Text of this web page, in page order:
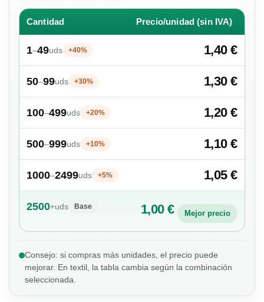
Cantidad Precio/unidad (sin IVA)
1–49uds +40% 1,40 €
50–99uds +30% 1,30 €
100–499uds +20% 1,20 €
500–999uds +10% 1,10 €
1000–2499uds +5% 1,05 €
2500+uds Base 1,00 € Mejor precio
Consejo: si compras más unidades, el precio puede
mejorar. En textil, la tabla cambia según la combinación
seleccionada.